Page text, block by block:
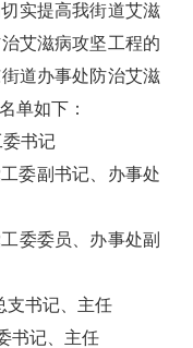
实提高我街道艾滋
艾滋病攻坚工程的
道办事处防治艾滋
单如下：
委书记
委副 书记
办事处
委委员、 办事处副
支书记、主任
书记、主任